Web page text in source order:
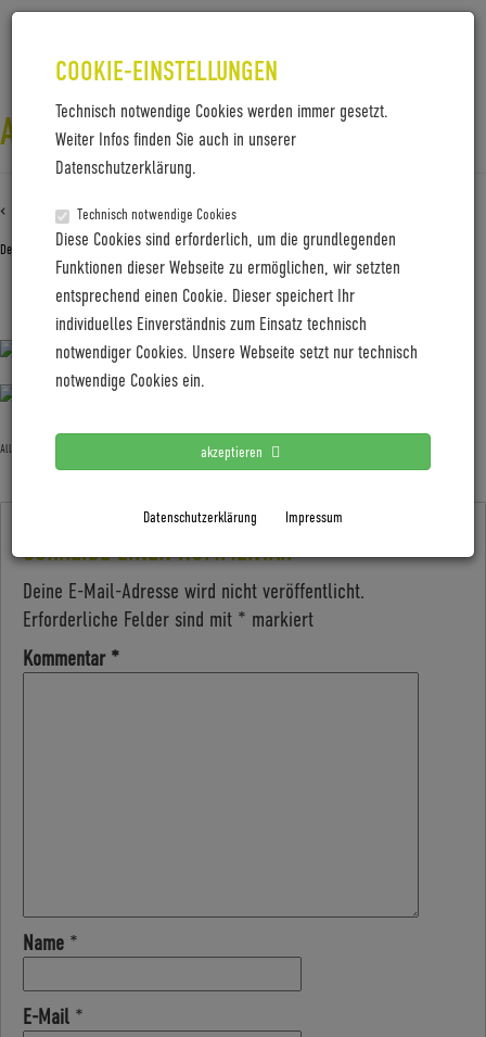
COOKIE-EINSTELLUNGEN
Technisch notwendige Cookies werden immer gesetzt.
Weiter Infos finden Sie auch in unserer
Datenschutzerklärung.
Technisch notwendige Cookies
Diese Cookies sind erforderlich, um die grundlegenden
Funktionen dieser Webseite zu ermöglichen, wir setzten
entsprechend einen Cookie. Dieser speichert Ihr
individuelles Einverständnis zum Einsatz technisch
notwendiger Cookies. Unsere Webseite setzt nur technisch
notwendige Cookies ein.
akzeptieren
Datenschutzerklärung Impressum
AIRPORT_ACADEMY_AUSSEN
‹ Zurück zuAirport_Academy_Außen
Dezember 16, 2019 Gabi Jung— No Comments
Airport_Academy_Außen
Allgemein
SCHREIBE EINEN KOMMENTAR
Deine E-Mail-Adresse wird nicht veröffentlicht.
Erforderliche Felder sind mit * markiert
Kommentar *
Name *
E-Mail *